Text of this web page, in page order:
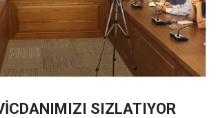
SIZLATIYOR